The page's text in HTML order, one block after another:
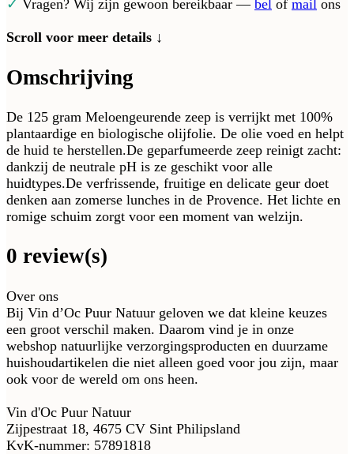
✓ Vragen? Wij zijn gewoon bereikbaar — bel of mail ons
Scroll voor meer details ↓
Omschrijving
De 125 gram Meloengeurende zeep is verrijkt met 100%
plantaardige en biologische olijfolie. De olie voed en helpt
de huid te herstellen.De geparfumeerde zeep reinigt zacht:
dankzij de neutrale pH is ze geschikt voor alle
huidtypes.De verfrissende, fruitige en delicate geur doet
denken aan zomerse lunches in de Provence. Het lichte en
romige schuim zorgt voor een moment van welzijn.
0 review(s)
Over ons
Bij Vin d’Oc Puur Natuur geloven we dat kleine keuzes
een groot verschil maken. Daarom vind je in onze
webshop natuurlijke verzorgingsproducten en duurzame
huishoudartikelen die niet alleen goed voor jou zijn, maar
ook voor de wereld om ons heen.
Vin d'Oc Puur Natuur
Zijpestraat 18, 4675 CV Sint Philipsland
KvK-nummer: 57891818